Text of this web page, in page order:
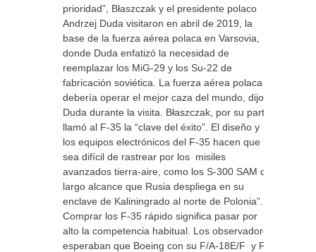
prioridad”, Błaszczak y el presidente polaco
Andrzej Duda visitaron en abril de 2019, la
base de la fuerza aérea polaca en Varsovia,
donde Duda enfatizó la necesidad de
reemplazar los MiG-29 y los Su-22 de
fabricación soviética. La fuerza aérea polaca
debería operar el mejor caza del mundo, dijo
Duda durante la visita. Błaszczak, por su parte,
llamó al F-35 la “clave del éxito”. El diseño y
los equipos electrónicos del F-35 hacen que
sea difícil de rastrear por los misiles
avanzados tierra-aire, como los S-300 SAM de
largo alcance que Rusia despliega en su
enclave de Kaliningrado al norte de Polonia”.
Comprar los F-35 rápido significa pasar por
alto la competencia habitual. Los observadores
esperaban que Boeing con su F/A-18E/F y F-